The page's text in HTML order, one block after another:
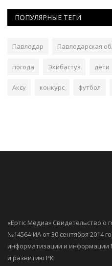
ПОПУЛЯРНЫЕ ТЕГИ
Павлодар Павлодарская
погода Экибастуз дети
Аксу конкурс футбол
«Ертiс Медиа» Свидетельство о
№14564-ИА от 30 сентября 2014
информатизации и информации
и развитию РК